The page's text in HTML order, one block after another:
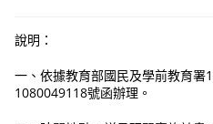
說明：
一、依據教育部國民及學前教育
1080049118號函辦理。